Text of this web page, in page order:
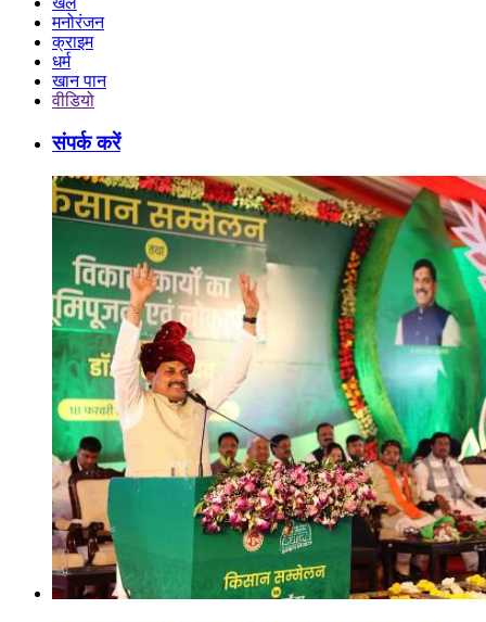
मनोरंजन
क्राइम
धर्म
खान पान
वीडियो
संपर्क करें